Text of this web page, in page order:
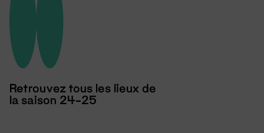
Retrouvez tous les lieux de
la saison 24-25